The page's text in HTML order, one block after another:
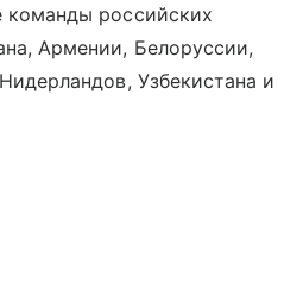
команды российских
Армении, Белоруссии,
Узбекистана и